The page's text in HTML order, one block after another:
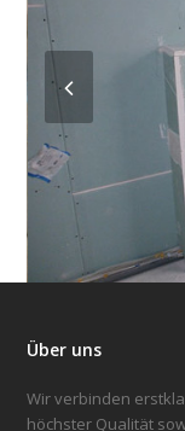
Über uns
Wir verbinden
höchster Qualität